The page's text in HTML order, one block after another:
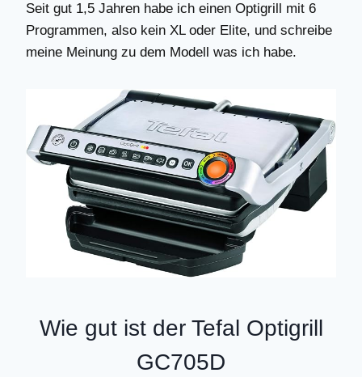
Seit gut 1,5 Jahren habe ich einen Optigrill mit 6
Programmen, also kein XL oder Elite, und schreibe
meine Meinung zu dem Modell was ich habe.
Wie gut ist der Tefal Optigrill
GC705D